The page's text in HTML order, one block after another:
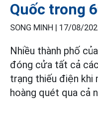
Quốc trong
SONG MINH | 17/08/
Nhiều thành phố của
đóng cửa tất cả
trạng thiếu điện khi
hoàng quét qua cả